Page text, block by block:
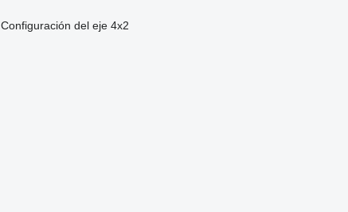
Configuración del eje 4x2